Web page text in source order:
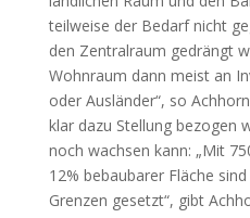
teilweise der Bedarf nicht
den Zentralraum gedrängt
Wohnraum dann meist an
oder Ausländer“, so
klar dazu Stellung bezogen
noch wachsen kann: „Mit
12% bebaubarer Fläche
Grenzen gesetzt“, gibt